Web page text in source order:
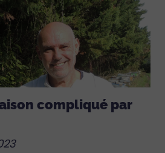
compliqué par